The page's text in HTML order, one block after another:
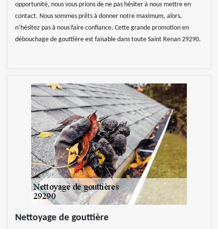
opportunité, nous vous prions de ne pas hésiter à nous mettre en
contact. Nous sommes prêts à donner notre maximum, alors,
n’hésitez pas à nous faire confiance. Cette grande promotion en
débouchage de gouttière est faisable dans toute Saint Renan 29290.
Nettoyage de gouttière